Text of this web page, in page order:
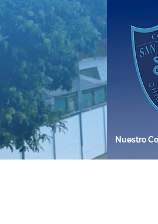
Nuestro